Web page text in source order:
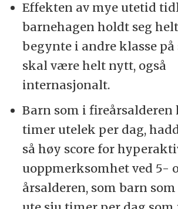
Effekten av mye utetid
barnehagen holdt seg
begynte i andre klasse på
skal være helt nytt, også
internasjonalt.
Barn som i fireårsalderen
timer utelek per dag,
så høy score for
uoppmerksomhet ved 5-
årsalderen, som barn